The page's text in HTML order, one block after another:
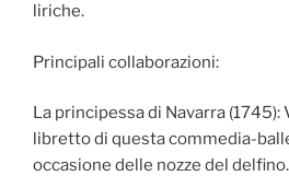
liriche.
Principali collaborazioni:
La principessa di Navarra
libretto di questa commedia-
occasione delle nozze del delfino.